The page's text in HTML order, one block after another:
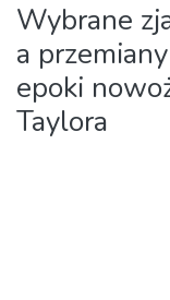
Wybrane
a
epoki
Taylora